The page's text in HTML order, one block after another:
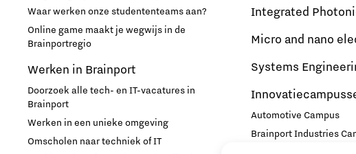
Waar werken onze studententeams aan?
Online game maakt je wegwijs in de
Brainportregio
Werken in Brainport
Doorzoek alle tech- en IT-vacatures in
Brainport
Werken in een unieke omgeving
Omscholen naar techniek of IT
Integrated
Micro and nano
Systems
Automotive Campus
Brainport Industries